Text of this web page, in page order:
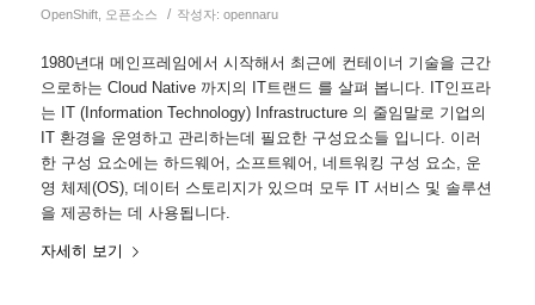
OpenShift, 오픈소스 / 작성자: opennaru
1980년대 메인프레임에서 시작해서 최근에 컨테이너 기술을 근간
으로하는 Cloud Native 까지의 IT트랜드 를 살펴 봅니다. IT인프라
는 IT (Information Technology) Infrastructure 의 줄임말로 기업의
IT 환경을 운영하고 관리하는데 필요한 구성요소들 입니다. 이러
한 구성 요소에는 하드웨어, 소프트웨어, 네트워킹 구성 요소, 운
영 체제(OS), 데이터 스토리지가 있으며 모두 IT 서비스 및 솔루션
을 제공하는 데 사용됩니다.
자세히 보기